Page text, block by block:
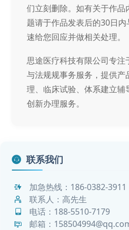
们立刻删除。如有关于作品
题请于作品发表后的30日
速给您回应并做相关处理。
思途医疗科技有限公司专
与法规规事务服务，提供产
理、临床试验、体系建立
创新办理服务。
联系我们
加急热线： 186-0382-3911
联系人：高先生
电话： 188-5510-7179
邮箱：